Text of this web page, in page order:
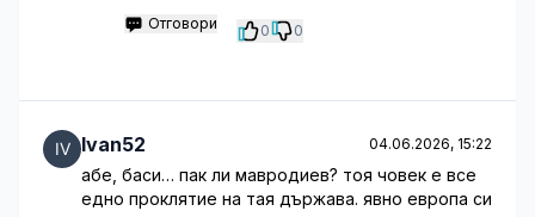
Отговори 0 0
Ivan52 04.06.2026, 15:22
абе, баси… пак ли мавродиев? тоя човек е все
едно проклятие на тая държава. явно европа си